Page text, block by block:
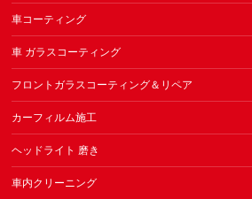
車コーティング
車 ガラスコーティング
フロントガラスコーティング＆リペア
カーフィルム施工
ヘッドライト 磨き
車内クリーニング